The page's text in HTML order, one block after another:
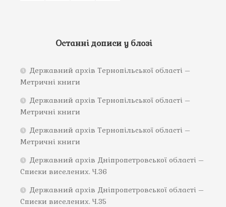
Останні дописи у блозі
Державний архів Тернопільської області –
Метричні книги
Державний архів Тернопільської області –
Метричні книги
Державний архів Тернопільської області –
Метричні книги
Державний архів Дніпропетровської області –
Списки виселених. Ч.36
Державний архів Дніпропетровської області –
Списки виселених. Ч.35